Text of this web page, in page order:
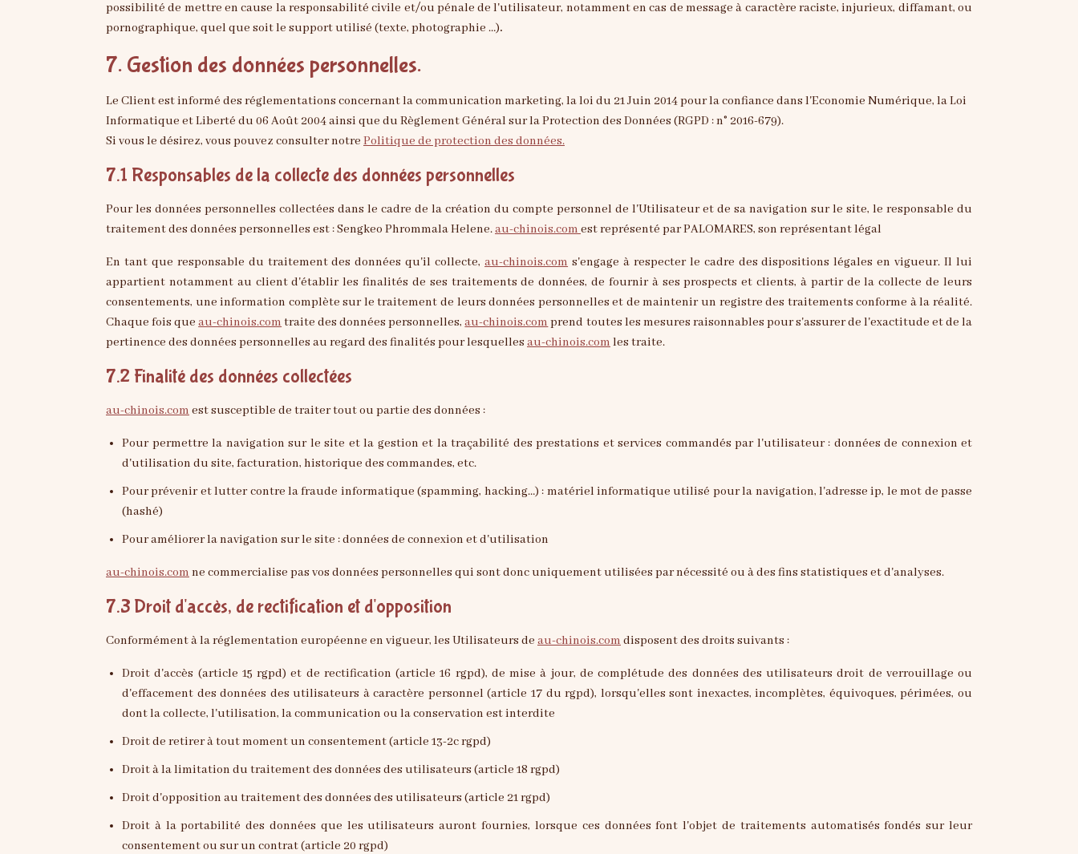
possibilité de mettre en cause la responsabilité civile et/ou pénale de l'utilisateur, notamment en cas de message à caractère raciste, injurieux, diffamant, ou
pornographique, quel que soit le support utilisé (texte, photographie …).
7. Gestion des données personnelles.
Le Client est informé des réglementations concernant la communication marketing, la loi du 21 Juin 2014 pour la confiance dans l'Economie Numérique, la Loi
Informatique et Liberté du 06 Août 2004 ainsi que du Règlement Général sur la Protection des Données (RGPD : n° 2016-679).
Si vous le désirez, vous pouvez consulter notre Politique de protection des données.
7.1 Responsables de la collecte des données personnelles
Pour les données personnelles collectées dans le cadre de la création du compte personnel de l'Utilisateur et de sa navigation sur le site, le responsable du
traitement des données personnelles est : Sengkeo Phrommala Helene.au-chinois.com est représenté par PALOMARES, son représentant légal
En tant que responsable du traitement des données qu'il collecte,au-chinois.com s'engage à respecter le cadre des dispositions légales en vigueur. Il lui
appartient notamment au client d'établir les finalités de ses traitements de données, de fournir à ses prospects et clients, à partir de la collecte de leurs
consentements, une information complète sur le traitement de leurs données personnelles et de maintenir un registre des traitements conforme à la réalité.
Chaque fois queau-chinois.com traite des données personnelles,au-chinois.com prend toutes les mesures raisonnables pour s'assurer de l'exactitude et de la
pertinence des données personnelles au regard des finalités pour lesquelles au-chinois.com les traite.
7.2 Finalité des données collectées
au-chinois.com est susceptible de traiter tout ou partie des données :
pour permettre la navigation sur le site et la gestion et la traçabilité des prestations et services commandés par l'utilisateur : données de connexion et
d'utilisation du site, facturation, historique des commandes, etc.
pour prévenir et lutter contre la fraude informatique (spamming, hacking…) : matériel informatique utilisé pour la navigation, l'adresse ip, le mot de passe
(hashé)
pour améliorer la navigation sur le site : données de connexion et d'utilisation
au-chinois.com ne commercialise pas vos données personnelles qui sont donc uniquement utilisées par nécessité ou à des fins statistiques et d'analyses.
7.3 Droit d'accès, de rectification et d'opposition
Conformément à la réglementation européenne en vigueur, les Utilisateurs de au-chinois.com disposent des droits suivants :
droit d'accès (article 15 rgpd) et de rectification (article 16 rgpd), de mise à jour, de complétude des données des utilisateurs droit de verrouillage ou
d'effacement des données des utilisateurs à caractère personnel (article 17 du rgpd), lorsqu'elles sont inexactes, incomplètes, équivoques, périmées, ou
dont la collecte, l'utilisation, la communication ou la conservation est interdite
droit de retirer à tout moment un consentement (article 13-2c rgpd)
droit à la limitation du traitement des données des utilisateurs (article 18 rgpd)
droit d'opposition au traitement des données des utilisateurs (article 21 rgpd)
droit à la portabilité des données que les utilisateurs auront fournies, lorsque ces données font l'objet de traitements automatisés fondés sur leur
consentement ou sur un contrat (article 20 rgpd)